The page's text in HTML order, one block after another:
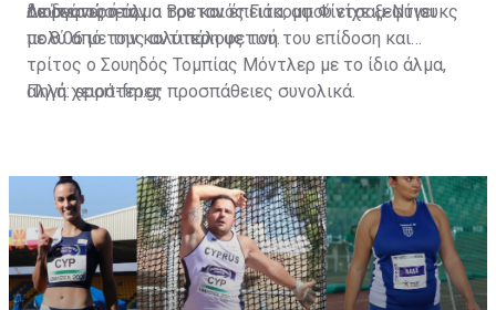
το δεύτερο άλμα του και έπειτα, αφού είχε ξεφύγει
πολύ από τους αντιπάλους του.
διοργανώσεις.
Δεύτερος ήταν ο Βρετανός Γιάκομπ Φίντσαμ-Ντιουκς
με 8.06 με την καλύτερη φετινή του επίδοση και
τρίτος ο Σουηδός Τομπίας Μόντλερ με το ίδιο άλμα,
αλλά χειρότερες προσπάθειες συνολικά.
Πηγή: sport-fm.gr